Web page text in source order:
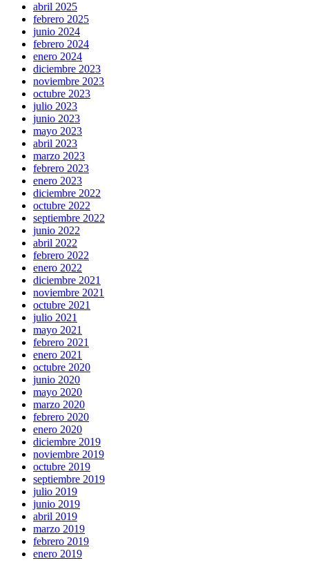
abril 2025
febrero 2025
junio 2024
febrero 2024
enero 2024
diciembre 2023
noviembre 2023
octubre 2023
julio 2023
junio 2023
mayo 2023
abril 2023
marzo 2023
febrero 2023
enero 2023
diciembre 2022
octubre 2022
septiembre 2022
junio 2022
abril 2022
febrero 2022
enero 2022
diciembre 2021
noviembre 2021
octubre 2021
julio 2021
mayo 2021
febrero 2021
enero 2021
octubre 2020
junio 2020
mayo 2020
marzo 2020
febrero 2020
enero 2020
diciembre 2019
noviembre 2019
octubre 2019
septiembre 2019
julio 2019
junio 2019
abril 2019
marzo 2019
febrero 2019
enero 2019